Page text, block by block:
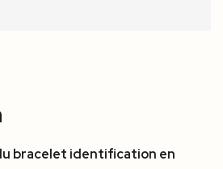
bracelet identification en